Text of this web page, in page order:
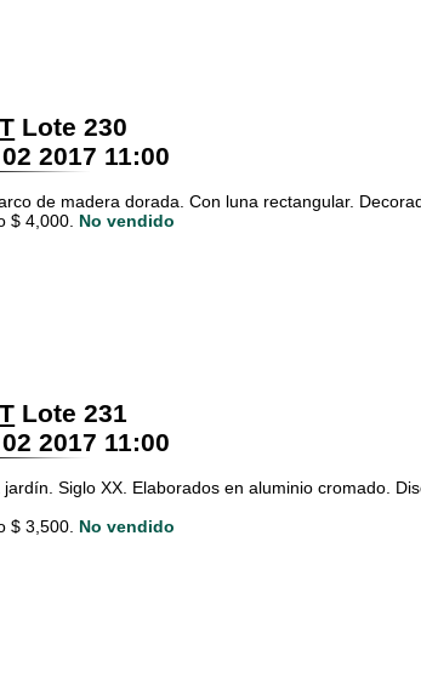
Lote 230
2017 11:00
de madera dorada. Con luna rectangular.
$ 4,000. No vendido
Lote 231
2017 11:00
Siglo XX. Elaborados en aluminio cromado.
$ 3,500. No vendido